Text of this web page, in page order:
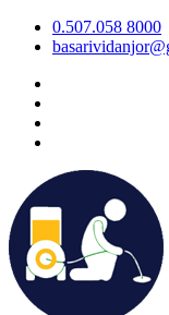
0.507.058 8000